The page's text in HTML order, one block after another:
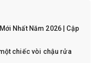
Nhất Năm 2026 | Cập
chiếc vòi chậu rửa